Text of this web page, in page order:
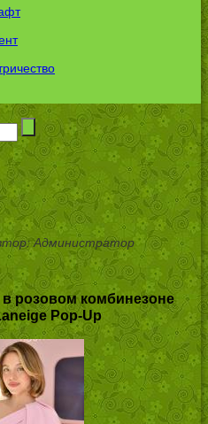
Администратор
розовом комбинезоне
Pop-Up